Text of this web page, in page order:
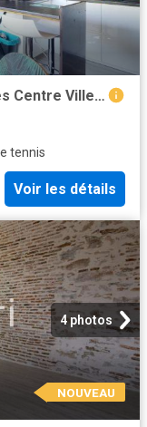
Vente appartement 2 pièces Nantes Centre Ville 44
tennis
Voir les détails
4 photos
NOUVEAU